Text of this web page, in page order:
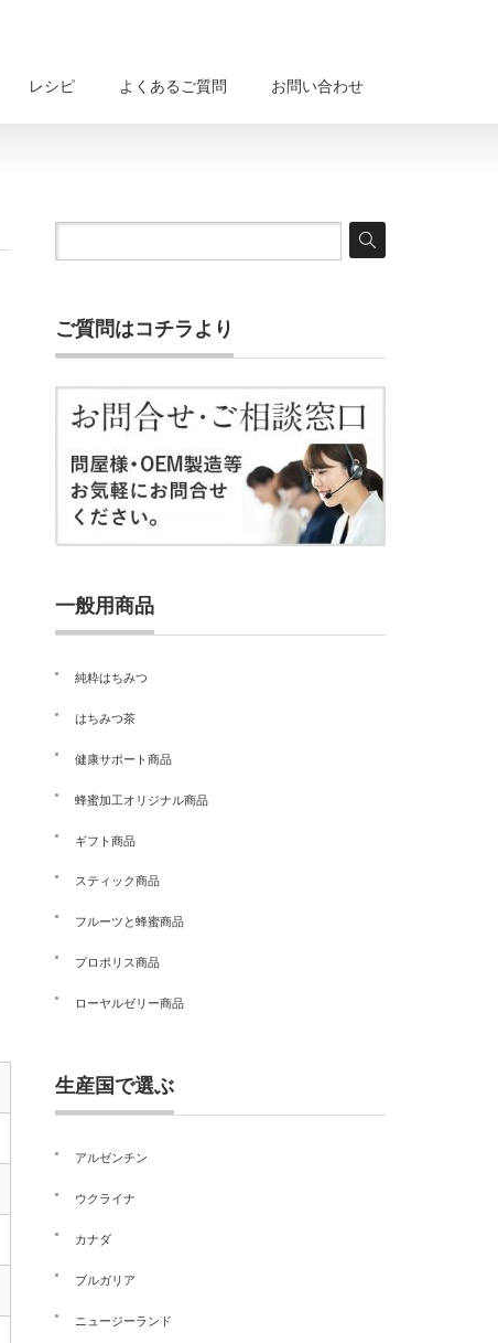
レシピ よくあるご質問 お問い合わせ
ご質問はコチラより
一般用商品
純粋はちみつ
はちみつ茶
健康サポート商品
蜂蜜加工オリジナル商品
ギフト商品
スティック商品
フルーツと蜂蜜商品
プロポリス商品
ローヤルゼリー商品
生産国で選ぶ
アルゼンチン
ウクライナ
カナダ
ブルガリア
ニュージーランド